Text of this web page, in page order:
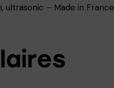
ultrasonic – Made in France